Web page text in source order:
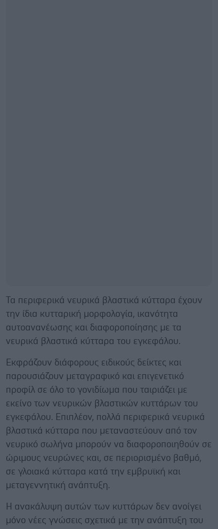
Τα περιφερικά νευρικά βλαστικά κύτταρα έχουν
την ίδια κυτταρική μορφολογία, ικανότητα
αυτοανανέωσης και διαφοροποίησης με τα
νευρικά βλαστικά κύτταρα του εγκεφάλου.
Εκφράζουν διάφορους ειδικούς δείκτες και
παρουσιάζουν μεταγραφικό και επιγενετικό
προφίλ σε όλο το γονιδίωμα που ταιριάζει με
εκείνο των νευρικών βλαστικών κυττάρων του
εγκεφάλου. Επιπλέον, πολλά περιφερικά νευρικά
βλαστικά κύτταρα που μεταναστεύουν από τον
νευρικό σωλήνα μπορούν να διαφοροποιηθούν σε
ώριμους νευρώνες και, σε περιορισμένο βαθμό,
σε γλοιακά κύτταρα κατά την εμβρυϊκή και
μεταγεννητική ανάπτυξη.
Η ανακάλυψη αυτών των κυττάρων δεν ανοίγει
μόνο νέες γνώσεις σχετικά με την ανάπτυξη του